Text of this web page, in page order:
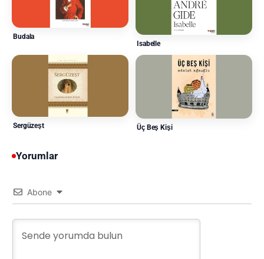
Budala
Isabelle
Sergüzeşt Üç Beş Kişi
Yorumlar
Abone